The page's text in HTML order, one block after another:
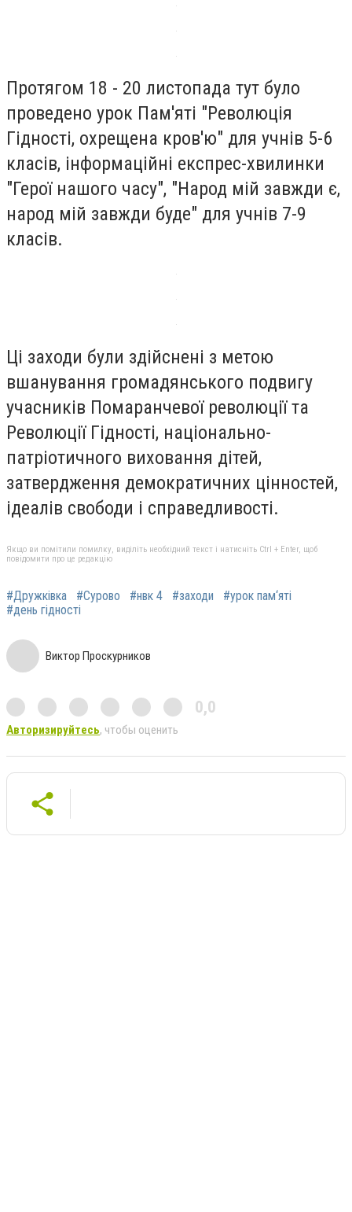
Протягом 18 - 20 листопада тут було
проведено урок Пам'яті "Революція
Гідності, охрещена кров'ю" для учнів 5-6
класів, інформаційні експрес-хвилинки
"Герої нашого часу", "Народ мій завжди є,
народ мій завжди буде" для учнів 7-9
класів.
Ці заходи були здійснені з метою
вшанування громадянського подвигу
учасників Помаранчевої революції та
Революції Гідності, національно-
патріотичного виховання дітей,
затвердження демократичних цінностей,
ідеалів свободи і справедливості.
Якщо ви помітили помилку, виділіть необхідний текст і натисніть Ctrl + Enter, щоб
повідомити про це редакцію
#Дружківка #Сурово #нвк 4 #заходи
#урок пам‘яті
#день гідності
Виктор Проскурников
0,0
Авторизируйтесь, чтобы оценить